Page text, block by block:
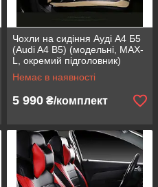
Чохли на сидіння Ауді А4 Б5
(Audi A4 B5) (модельні, MAX-
L, окремий підголовник)
Бежевий
Немає в наявності
5 990 ₴/комплект